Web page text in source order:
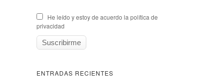
He leído y estoy de acuerdo la política de
privacidad
ENTRADAS RECIENTES